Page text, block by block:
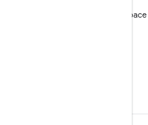
適用於開發人員的 Google Workspace